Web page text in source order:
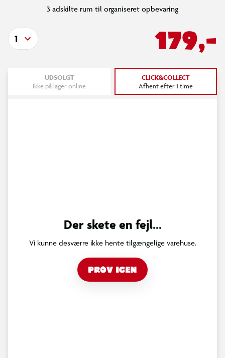
3 adskilte rum til organiseret opbevaring
179,-
1
UDSOLGT
Ikke på lager online
CLICK&COLLECT
Afhent efter 1 time
Der skete en fejl...
Vi kunne desværre ikke hente tilgængelige varehuse.
PRØV IGEN